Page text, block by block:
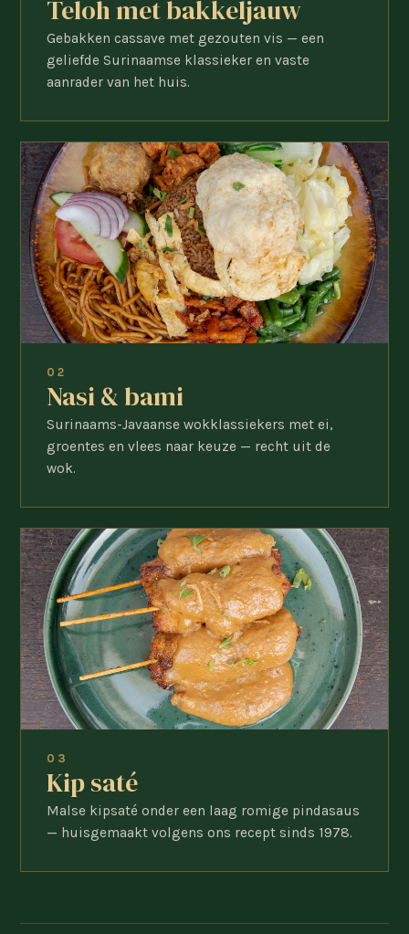
Teloh met bakkeljauw
Gebakken cassave met gezouten vis — een
geliefde Surinaamse klassieker en vaste
aanrader van het huis.
02
Nasi & bami
Surinaams-Javaanse wokklassiekers met ei,
groentes en vlees naar keuze — recht uit de
wok.
03
Kip saté
Malse kipsaté onder een laag romige pindasaus
— huisgemaakt volgens ons recept sinds 1978.